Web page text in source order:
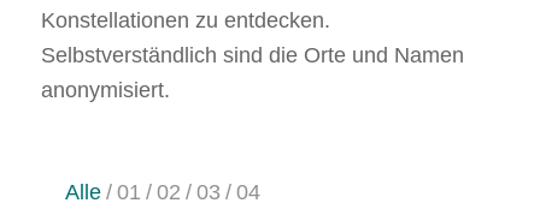
Konstellationen zu entdecken.
Selbstverständlich sind die Orte und Namen
anonymisiert.
Alle / 01 / 02 / 03 / 04